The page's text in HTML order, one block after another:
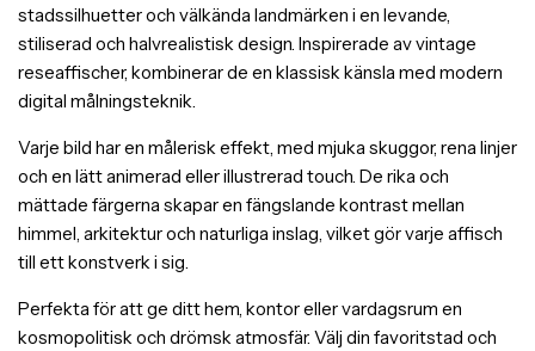
stadssilhuetter och välkända landmärken i en levande,
stiliserad och halvrealistisk design. Inspirerade av vintage
reseaffischer, kombinerar de en klassisk känsla med modern
digital målningsteknik.
Varje bild har en målerisk effekt, med mjuka skuggor, rena linjer
och en lätt animerad eller illustrerad touch. De rika och
mättade färgerna skapar en fängslande kontrast mellan
himmel, arkitektur och naturliga inslag, vilket gör varje affisch
till ett konstverk i sig.
Perfekta för att ge ditt hem, kontor eller vardagsrum en
kosmopolitisk och drömsk atmosfär. Välj din favoritstad och